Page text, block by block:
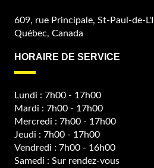
609, rue Principale, St-Paul-de-
Québec, Canada
HORAIRE DE SERVICE
Lundi : 7h00 - 17h00
Mardi : 7h00 - 17h00
Mercredi : 7h00 - 17h00
Jeudi : 7h00 - 17h00
Vendredi : 7h00 - 16h00
Samedi : Sur rendez-vous